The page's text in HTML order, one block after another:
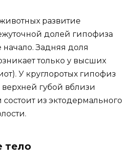
развитие
долей гипофиза
Задняя доля
только у высших
У круглоротых гипофиз
верхней губой вблизи
из эктодермального
тело